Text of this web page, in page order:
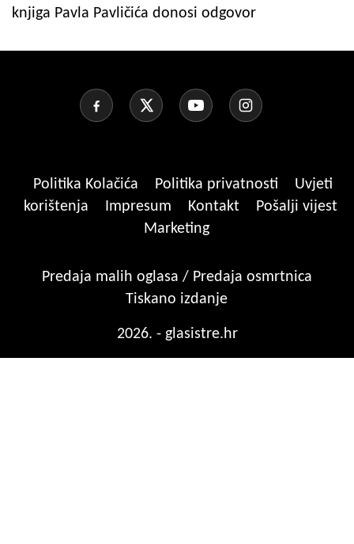
knjiga Pavla Pavličića donosi odgovor
Politika Kolačića Politika privatnosti
Uvjeti
korištenja
Impresum Kontakt
Pošalji vijest
Marketing
Predaja malih oglasa / Predaja osmrtnica
Tiskano izdanje
2026. - glasistre.hr